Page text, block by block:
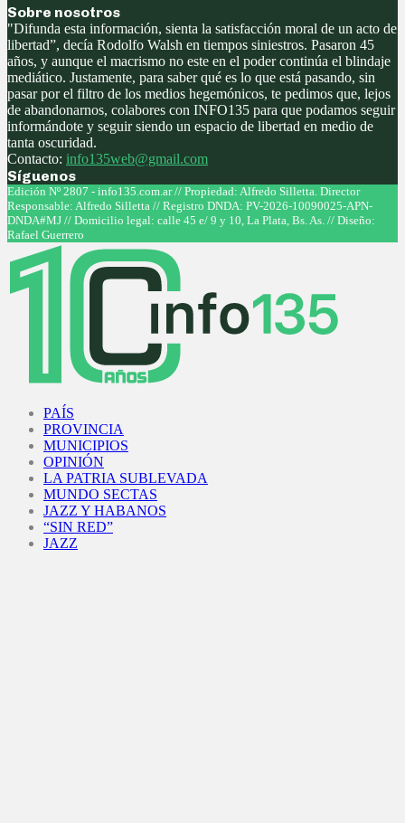
Sobre nosotros
"Difunda esta información, sienta la satisfacción moral de un acto de
libertad”, decía Rodolfo Walsh en tiempos siniestros. Pasaron 45
años, y aunque el macrismo no este en el poder continúa el blindaje
mediático. Justamente, para saber qué es lo que está pasando, sin
pasar por el filtro de los medios hegemónicos, te pedimos que, lejos
de abandonarnos, colabores con INFO135 para que podamos seguir
informándote y seguir siendo un espacio de libertad en medio de
tanta oscuridad.
Contacto: info135web@gmail.com
Síguenos
Facebook
Twitter
Instagram
Youtube
Edición Nº 2807 - info135.com.ar // Propiedad: Alfredo Silletta. Director
Responsable: Alfredo Silletta // Registro DNDA: PV-2026-10090025-APN-
DNDA#MJ // Domicilio legal: calle 45 e/ 9 y 10, La Plata, Bs. As. // Diseño:
Rafael Guerrero
PAÍS
PROVINCIA
MUNICIPIOS
OPINIÓN
LA PATRIA SUBLEVADA
MUNDO SECTAS
JAZZ Y HABANOS
“SIN RED”
JAZZ